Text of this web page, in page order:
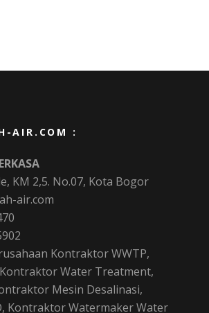
AIR.COM :
KM 2,5. No.07, Kota Bogor
air.com
Kontraktor WWTP,
Water Treatment,
Mesin Desalinasi,
Kontraktor Watermaker Water